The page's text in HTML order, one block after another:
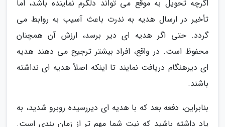
اگرچه تحویل به موقع می تواند دلگرم نماینده باشد، اما
تأخیر در ارسال هدیه به ندرت باعث آسیب به روابط می
گردد. حتی اگر هدیه ای دیر برسد، ارزش آن همچنان
محفوظ است. در واقع، افراد بیشتر ترجیح می دهند هدیه
ای دیرهنگام دریافت نمایند تا اینکه اصلاً هدیه ای نداشته
باشند.
بنابراین، دفعه بعد که با هدیه ای دیررسیده روبرو شدید، به
یاد داشته باشید که نیت شما مهم تر از زمان بندی است.